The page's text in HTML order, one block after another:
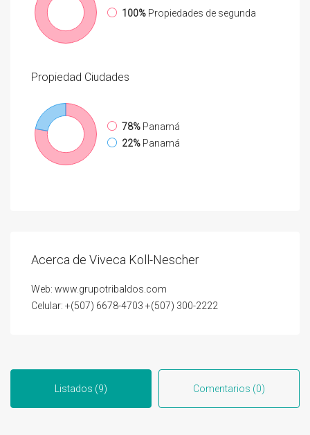
100% Propiedades de segunda
Propiedad Ciudades
78% Panamá
22% Panamá
Acerca de Viveca Koll-Nescher
Web: www.grupotribaldos.com
Celular: +(507) 6678-4703 +(507) 300-2222
Listados (9) Comentarios (0)